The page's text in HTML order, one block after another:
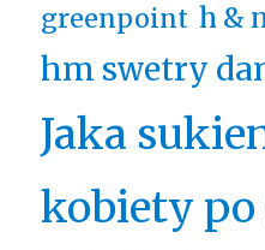
greenpoint h &
hm swetry
Jaka
kobiety po